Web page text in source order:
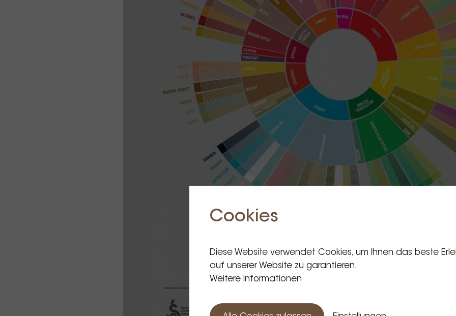
Cookies
Diese Website verwendet Cookies, um Ihnen das beste
auf unserer Website zu garantieren.
Weitere Informationen